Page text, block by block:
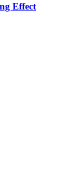
Effect